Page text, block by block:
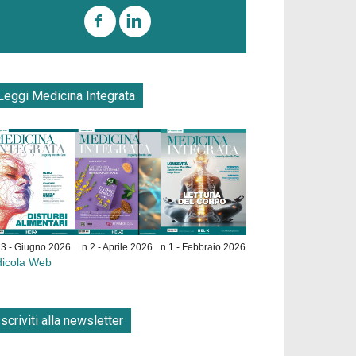
Medicina Integrata
- Giugno 2026 n.2 - Aprile 2026 n.1 - Febbraio 2026
Web
alla newsletter